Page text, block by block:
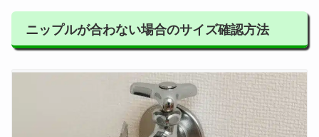
ニップルが合わない場合のサイズ確認方法